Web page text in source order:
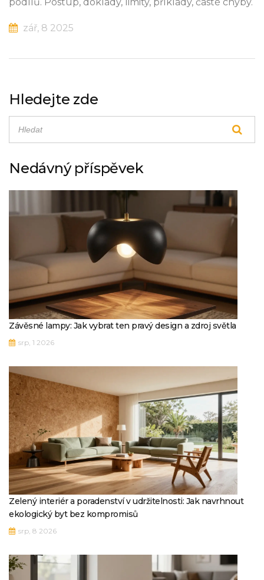
zář, 8 2025
Hledejte zde
Nedávný příspěvek
Závěsné lampy: Jak vybrat ten pravý design a zdroj světla
srp, 1 2026
Zelený interiér a poradenství v udržitelnosti: Jak navrhnout
ekologický byt bez kompromisů
srp, 8 2026